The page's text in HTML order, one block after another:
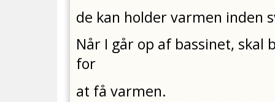
de kan holder varmen inden
Når I går op af bassinet,
for
at få varmen.